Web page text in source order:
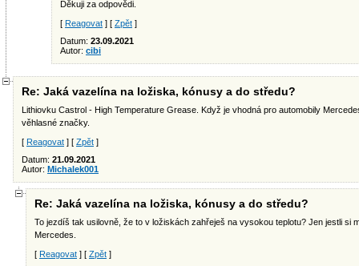
Děkuji za odpovědi.
[ Reagovat ] [ Zpět ]
Datum: 23.09.2021
Autor: cibi
Re: Jaká vazelína na ložiska, kónusy a do středu?
Lithiovku Castrol - High Temperature Grease. Když je vhodná pro automobily
věhlasné značky.
[ Reagovat ] [ Zpět ]
Datum: 21.09.2021
Autor: Michalek001
Re: Jaká vazelína na ložiska, kónusy a do středu?
To jezdíš tak usilovně, že to v ložiskách zahřeješ na vysokou teplotu? Jen jestli si
Mercedes.
[ Reagovat ] [ Zpět ]